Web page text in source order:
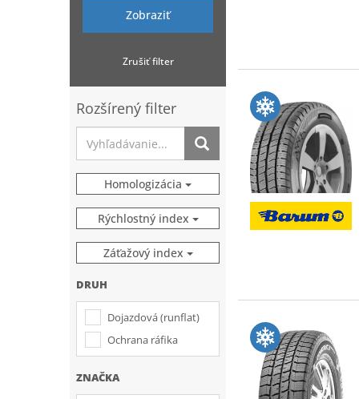
Zobraziť
Zrušiť filter
Rozšírený filter
Homologizácia
Rýchlostný index
Záťažový index
DRUH
Dojazdová (runflat)
Ochrana ráfika
ZNAČKA